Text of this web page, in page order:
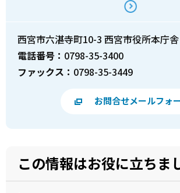
西宮市六湛寺町10-3 西宮市役所本庁
電話番号： 0798-35-3400
ファックス： 0798-35-3449
お問合せメールフォ
この情報はお役に立ちま